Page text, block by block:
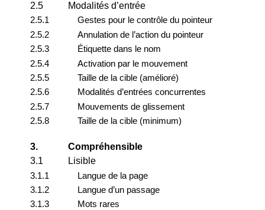
2.5
Modalités d’entrée
2.5.1
Gestes pour le contrôle du pointeur
2.5.2
Annulation de l’action du pointeur
2.5.3
Étiquette dans le nom
2.5.4
Activation par le mouvement
2.5.5
Taille de la cible (amélioré)
2.5.6
Modalités d’entrées concurrentes
2.5.7
Mouvements de glissement
2.5.8
Taille de la cible (minimum)
3.
Compréhensible
3.1
Lisible
3.1.1
Langue de la page
3.1.2
Langue d’un passage
3.1.3
Mots rares